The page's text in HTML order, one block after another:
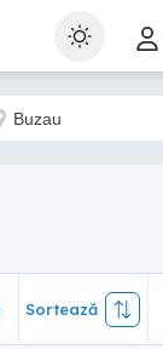
Sortează
Sortează